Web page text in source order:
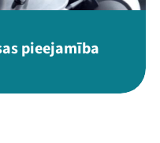
pieejamība